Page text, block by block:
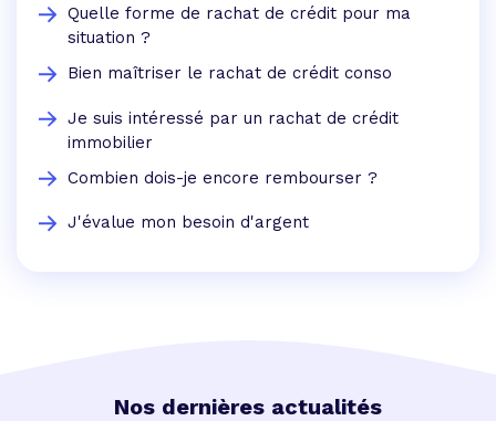
Quelle forme de rachat de crédit pour ma
situation ?
Bien maîtriser le rachat de crédit conso
Je suis intéressé par un rachat de crédit
immobilier
Combien dois-je encore rembourser ?
J'évalue mon besoin d'argent
Nos dernières actualités